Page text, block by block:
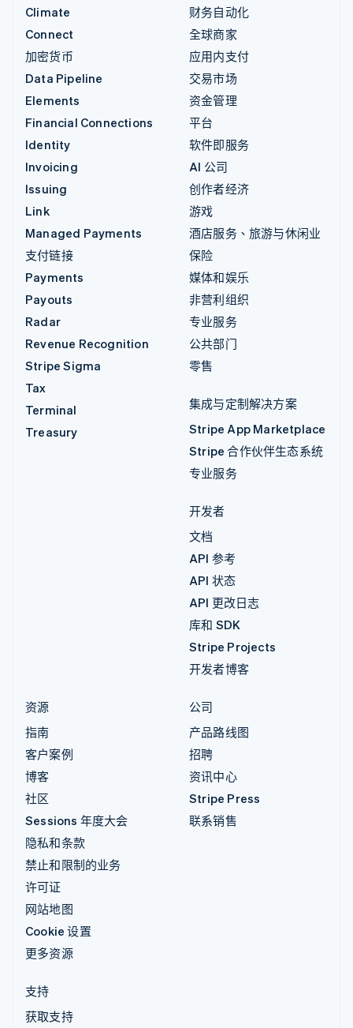
Climate
Connect
加密货币
Data Pipeline
Elements
Financial Connections
Identity
Invoicing
Issuing
Link
Managed Payments
支付链接
Payments
Payouts
Radar
Revenue Recognition
Stripe Sigma
Tax
Terminal
Treasury
财务自动化
全球商家
应用内支付
交易市场
资金管理
平台
软件即服务
AI 公司
创作者经济
游戏
酒店服务、旅游与休闲业
保险
媒体和娱乐
非营利组织
专业服务
公共部门
零售
集成与定制解决方案
Stripe App Marketplace
Stripe 合作伙伴生态系统
专业服务
开发者
文档
API 参考
API 状态
API 更改日志
库和 SDK
Stripe Projects
开发者博客
资源
指南
客户案例
博客
社区
Sessions 年度大会
隐私和条款
禁止和限制的业务
许可证
网站地图
Cookie 设置
更多资源
公司
产品路线图
招聘
资讯中心
Stripe Press
联系销售
支持
获取支持